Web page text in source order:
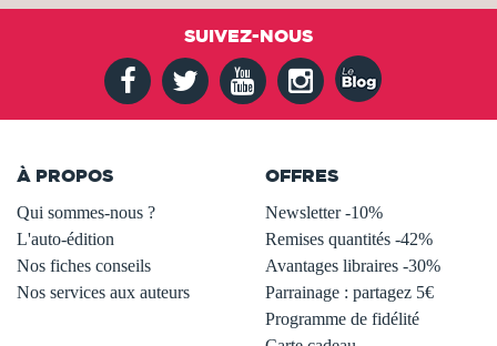
SUIVEZ-NOUS
À PROPOS
Qui sommes-nous ?
L'auto-édition
Nos fiches conseils
Nos services aux auteurs
OFFRES
Newsletter -10%
Remises quantités -42%
Avantages libraires -30%
Parrainage : partagez 5€
Programme de fidélité